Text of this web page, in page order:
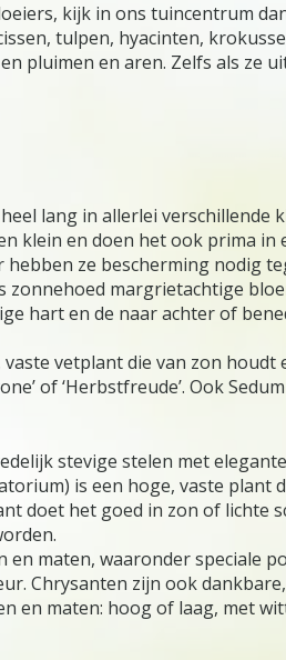
kijk in ons tuincentrum
tulpen, hyacinten,
pluimen en aren. Zelfs als
heel lang in allerlei
klein en doen het ook prima
ze bescherming nodig
zonnehoed margrietachtige
hart en de naar achter of
vaste vetplant die van zon
of ‘Herbstfreude’. Ook
stevige stelen met
is een hoge, vaste
doet het goed in zon of
maten, waaronder speciale
Chrysanten zijn ook
en maten: hoog of laag, met